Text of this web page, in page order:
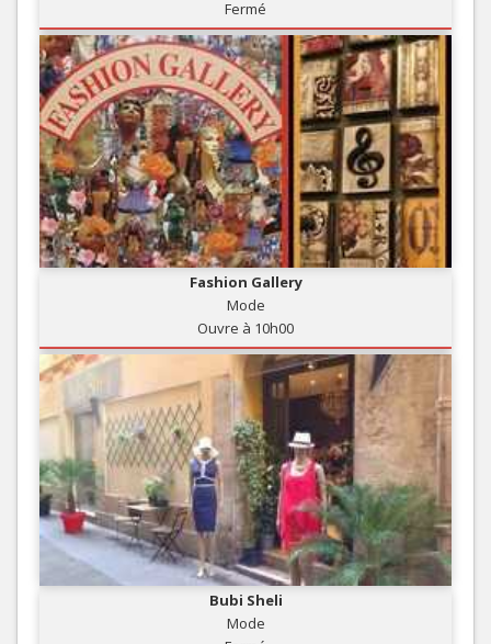
Fermé
Fashion Gallery
Mode
Ouvre à 10h00
Bubi Sheli
Mode